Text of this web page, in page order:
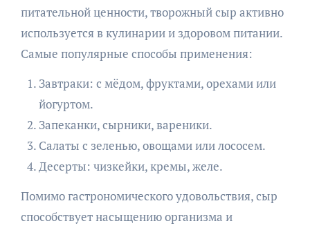
питательной ценности, творожный сыр активно
используется в кулинарии и здоровом питании.
Самые популярные способы применения:
Завтраки: с мёдом, фруктами, орехами или
йогуртом.
Запеканки, сырники, вареники.
Салаты с зеленью, овощами или лососем.
Десерты: чизкейки, кремы, желе.
Помимо гастрономического удовольствия, сыр
способствует насыщению организма и